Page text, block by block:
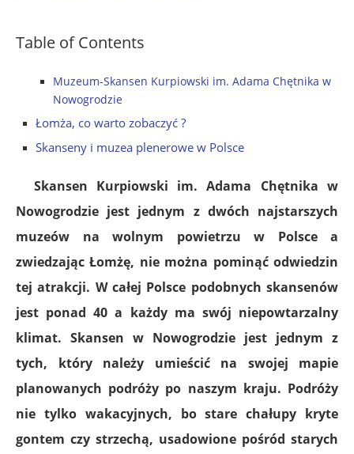
Table of Contents
Muzeum-Skansen Kurpiowski im. Adama Chętnika w
Nowogrodzie
Łomża, co warto zobaczyć ?
Skanseny i muzea plenerowe w Polsce
Skansen Kurpiowski im. Adama Chętnika w
Nowogrodzie jest jednym z dwóch najstarszych
muzeów na wolnym powietrzu w Polsce a
zwiedzając Łomżę, nie można pominąć odwiedzin
tej atrakcji. W całej Polsce podobnych skansenów
jest ponad 40 a każdy ma swój niepowtarzalny
klimat. Skansen w Nowogrodzie jest jednym z
tych, który należy umieścić na swojej mapie
planowanych podróży po naszym kraju. Podróży
nie tylko wakacyjnych, bo stare chałupy kryte
gontem czy strzechą, usadowione pośród starych